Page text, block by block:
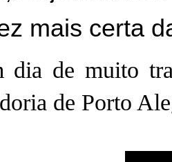
mais certa
dia de muito
de Porto